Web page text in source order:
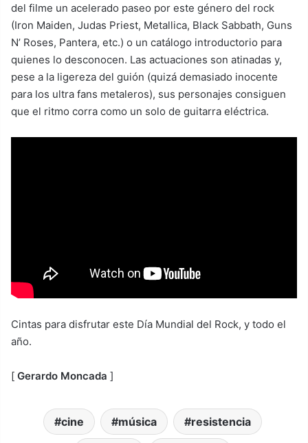
del filme un acelerado paseo por este género del rock
(Iron Maiden, Judas Priest, Metallica, Black Sabbath, Guns
N’ Roses, Pantera, etc.) o un catálogo introductorio para
quienes lo desconocen. Las actuaciones son atinadas y,
pese a la ligereza del guión (quizá demasiado inocente
para los ultra fans metaleros), sus personajes consiguen
que el ritmo corra como un solo de guitarra eléctrica.
Cintas para disfrutar este Día Mundial del Rock, y todo el
año.
[ Gerardo Moncada ]
cine música resistencia